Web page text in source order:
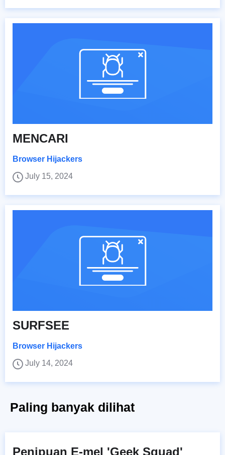
MENCARI
Browser Hijackers
July 15, 2024
SURFSEE
Browser Hijackers
July 14, 2024
Paling banyak dilihat
Penipuan E-mel 'Geek Squad'